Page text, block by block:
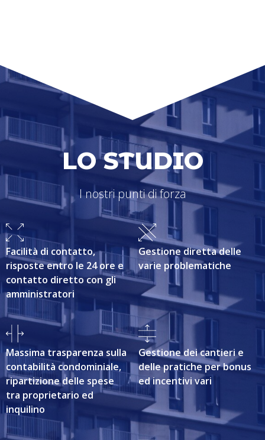
LO STUDIO
I nostri punti di forza
Facilità di contatto,
risposte entro le 24 ore e
contatto diretto con gli
amministratori
Gestione diretta delle
varie problematiche
Massima trasparenza sulla
contabilità condominiale,
ripartizione delle spese
tra proprietario ed
inquilino
Gestione dei cantieri e
delle pratiche per bonus
ed incentivi vari